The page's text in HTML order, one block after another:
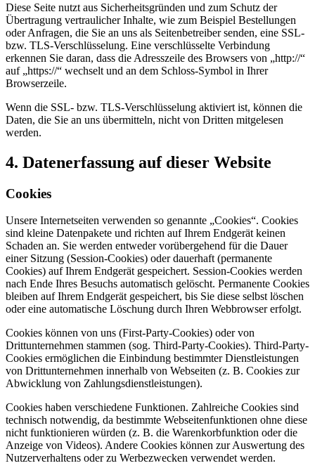
Diese Seite nutzt aus Sicherheitsgründen und zum Schutz der
Übertragung vertraulicher Inhalte, wie zum Beispiel Bestellungen
oder Anfragen, die Sie an uns als Seitenbetreiber senden, eine SSL-
bzw. TLS-Verschlüsselung. Eine verschlüsselte Verbindung
erkennen Sie daran, dass die Adresszeile des Browsers von „http://“
auf „https://“ wechselt und an dem Schloss-Symbol in Ihrer
Browserzeile.
Wenn die SSL- bzw. TLS-Verschlüsselung aktiviert ist, können die
Daten, die Sie an uns übermitteln, nicht von Dritten mitgelesen
werden.
4. Datenerfassung auf dieser Website
Cookies
Unsere Internetseiten verwenden so genannte „Cookies“. Cookies
sind kleine Datenpakete und richten auf Ihrem Endgerät keinen
Schaden an. Sie werden entweder vorübergehend für die Dauer
einer Sitzung (Session-Cookies) oder dauerhaft (permanente
Cookies) auf Ihrem Endgerät gespeichert. Session-Cookies werden
nach Ende Ihres Besuchs automatisch gelöscht. Permanente Cookies
bleiben auf Ihrem Endgerät gespeichert, bis Sie diese selbst löschen
oder eine automatische Löschung durch Ihren Webbrowser erfolgt.
Cookies können von uns (First-Party-Cookies) oder von
Drittunternehmen stammen (sog. Third-Party-Cookies). Third-Party-
Cookies ermöglichen die Einbindung bestimmter Dienstleistungen
von Drittunternehmen innerhalb von Webseiten (z. B. Cookies zur
Abwicklung von Zahlungsdienstleistungen).
Cookies haben verschiedene Funktionen. Zahlreiche Cookies sind
technisch notwendig, da bestimmte Webseitenfunktionen ohne diese
nicht funktionieren würden (z. B. die Warenkorbfunktion oder die
Anzeige von Videos). Andere Cookies können zur Auswertung des
Nutzerverhaltens oder zu Werbezwecken verwendet werden.